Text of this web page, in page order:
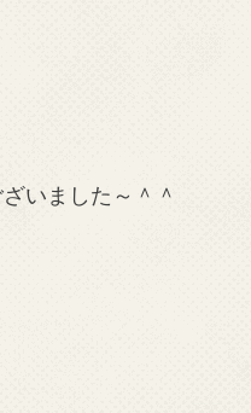
いました～＾＾